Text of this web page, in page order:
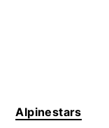
Alpinestars